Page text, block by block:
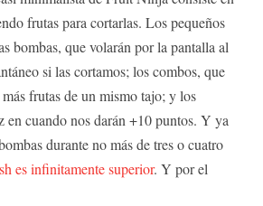
frutas para cortarlas. Los pequeños
bombas, que volarán por la pantalla al
si las cortamos; los combos, que
frutas de un mismo tajo; y los
en cuando nos darán +10 puntos. Y ya
durante no más de tres o cuatro
es infinitamente superior. Y por el